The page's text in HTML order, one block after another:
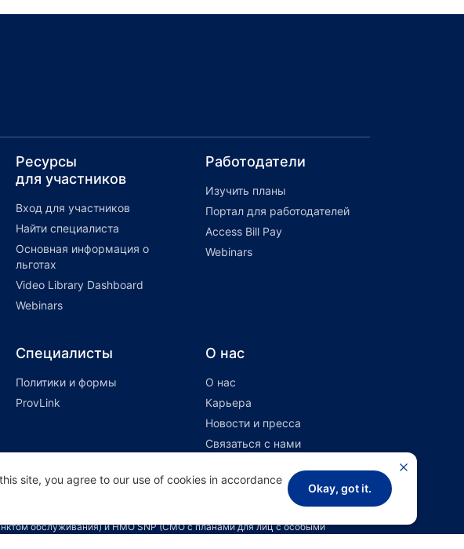
Ресурсы
для участников
Вход для участников
Найти специалиста
Основная информация о
льготах
Video Library Dashboard
Webinars
Работодатели
Изучить планы
Портал для работодателей
Access Bill Pay
Webinars
Специалисты
Политики и формы
ProvLink
О нас
О нас
Карьера
Новости и пресса
Связаться с нами
обслуживания) и HMO SNP (СМО с планами для лиц с особыми
site, you agree to our use of cookies in accordance
Okay, got it.